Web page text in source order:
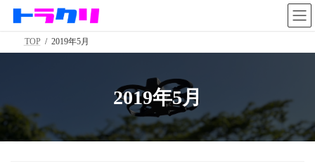
ツ
ッ
シ
移
TOP 2019年5月
2019年5月